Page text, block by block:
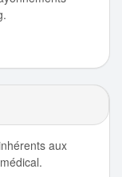
aux